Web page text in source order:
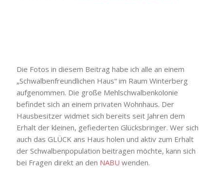
Die Fotos in diesem Beitrag habe ich alle an einem
„Schwalbenfreundlichen Haus“ im Raum Winterberg
aufgenommen. Die große Mehlschwalbenkolonie
befindet sich an einem privaten Wohnhaus. Der
Hausbesitzer widmet sich bereits seit Jahren dem
Erhalt der kleinen, gefiederten Glücksbringer. Wer sich
auch das GLÜCK ans Haus holen und aktiv zum Erhalt
der Schwalbenpopulation beitragen möchte, kann sich
bei Fragen direkt an den NABU wenden.